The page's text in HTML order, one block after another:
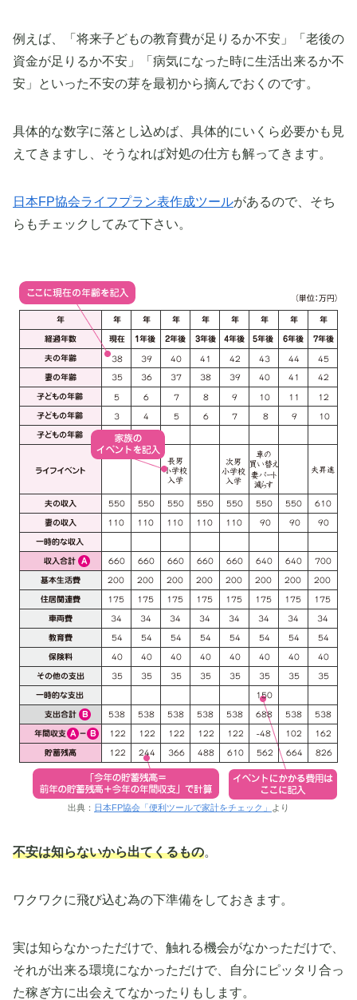
例えば、「将来子どもの教育費が足りるか不安」「老後の
資金が足りるか不安」「病気になった時に生活出来るか不
安」といった不安の芽を最初から摘んでおくのです。
具体的な数字に落とし込めば、具体的にいくら必要かも見
えてきますし、そうなれば対処の仕方も解ってきます。
日本FP協会ライフプラン表作成ツールがあるので、そち
らもチェックしてみて下さい。
出典： 日本FP協会「便利ツールで家計をチェック」 より
不安は知らないから出てくるもの。
ワクワクに飛び込む為の下準備をしておきます。
実は知らなかっただけで、触れる機会がなかっただけで、
それが出来る環境になかっただけで、自分にピッタリ合っ
た稼ぎ方に出会えてなかったりもします。